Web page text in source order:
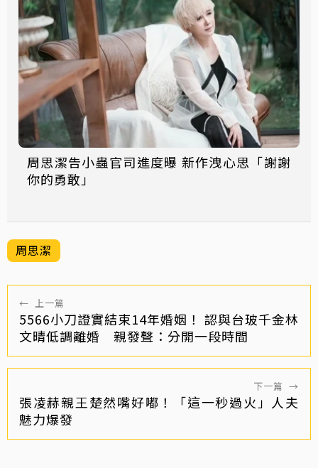
周思潔告小蟲官司進度曝 新作洩心思「謝謝
你的勇敢」
周思潔
← 上一篇
5566小刀證實結束14年婚姻！ 認與台玻千金林
文晴低調離婚 親發聲：分開一段時間
下一篇 →
張凌赫親王楚然嘴好嘟！「這一秒過火」人夫
魅力爆發